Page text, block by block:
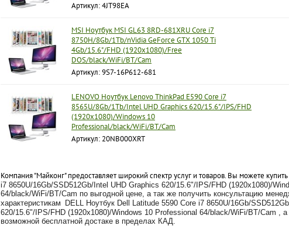
Артикул: 4JT98EA
MSI Ноутбук MSI GL63 8RD-681XRU Core i7
8750H/8Gb/1Tb/nVidia GeForce GTX 1050 Ti
4Gb/15.6"/FHD (1920x1080)/Free
DOS/black/WiFi/BT/Cam
Артикул: 9S7-16P612-681
LENOVO Ноутбук Lenovo ThinkPad E590 Core i7
8565U/8Gb/1Tb/Intel UHD Graphics 620/15.6"/IPS/FHD
(1920x1080)/Windows 10
Professional/black/WiFi/BT/Cam
Артикул: 20NB000XRT
Компания "Майконг" предоставляет широкий спектр услуг и товаров. Вы можете купить
i7 8650U/16Gb/SSD512Gb/Intel UHD Graphics 620/15.6"/IPS/FHD (1920x1080)/
64/black/WiFi/BT/Cam по выгодной цене, а так же получить консультацию
характеристикам
DELL Ноутбук Dell Latitude 5590 Core i7 8650U/16Gb/
620/15.6"/IPS/FHD (1920x1080)/Windows 10 Professional 64/black/WiFi/BT/Cam , а
возможной бесплатной достаке в пределах КАД.